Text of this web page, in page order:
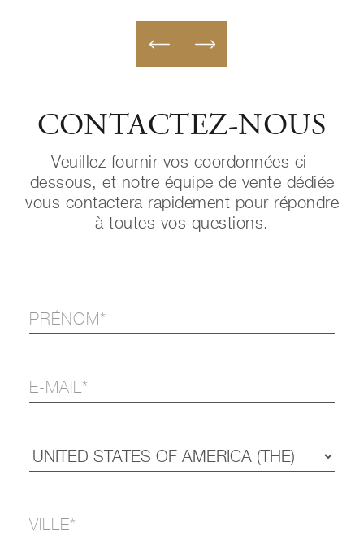
CONTACTEZ-NOUS
Veuillez fournir vos coordonnées ci-
dessous, et notre équipe de vente dédiée
vous contactera rapidement pour répondre
à toutes vos questions.